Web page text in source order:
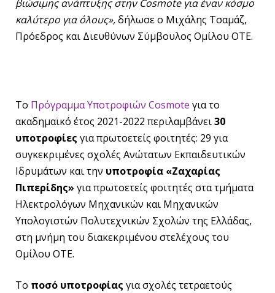
βιώσιμης ανάπτυξης στην Cosmoteγια έναν κόσμο
καλύτερο για όλους»,δήλωσε ο Μιχάλης Τσαμάζ,
Πρόεδρος και Διευθύνων Σύμβουλος Ομίλου ΟΤΕ.
Tο Πρόγραμμα Υποτροφιών Cosmote για το
ακαδημαϊκό έτος 2021-2022 περιλαμβάνει30
υποτροφίες για πρωτοετείς φοιτητές: 29 για
συγκεκριμένες σχολές Ανώτατων Εκπαιδευτικών
Ιδρυμάτων και την υποτροφία «Ζαχαρίας
Πιπερίδης» για πρωτοετείς φοιτητές στα τμήματα
Ηλεκτρολόγων Μηχανικών και Μηχανικών
Υπολογιστών Πολυτεχνικών Σχολών της Ελλάδας,
στη μνήμη του διακεκριμένου στελέχους του
Ομίλου ΟΤΕ.
To ποσό υποτροφίας για σχολές τετραετούς